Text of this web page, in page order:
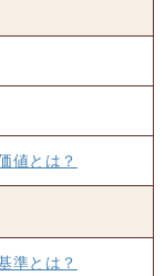
値とは？
準とは？